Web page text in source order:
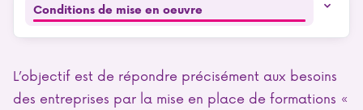
Conditions de mise en oeuvre
L’objectif est de répondre précisément aux besoins
des entreprises par la mise en place de formations «